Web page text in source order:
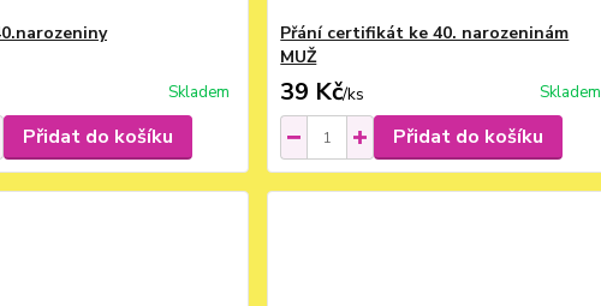
Skladem
Přidat do košíku
Přání certifikát ke 40. narozeninám
MUŽ
39 Kč/ks Skladem
Přidat do košíku